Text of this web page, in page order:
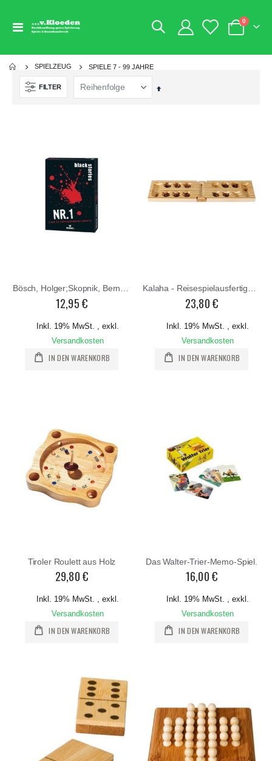
Navigation
Warenkorb
0 Artikel
SPIELZEUG SPIELE 7 - 99 JAHRE
FILTER
Absteigend
12,95 €
Inkl. 19% MwSt.
exkl.
Versandkosten
IN DEN WARENKORB
23,80 €
Inkl. 19% MwSt.
exkl.
Versandkosten
IN DEN WARENKORB
Tiroler Roulett aus Holz
29,80 €
Inkl. 19% MwSt. , exkl.
Versandkosten
IN DEN WARENKORB
Das Walter-Trier-Memo-Spiel.
16,00 €
Inkl. 19% MwSt. , exkl.
Versandkosten
IN DEN WARENKORB